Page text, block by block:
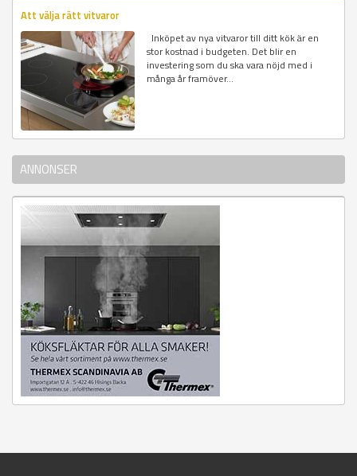
Att välja rätt vitvaror
Inköpet av nya vitvaror till ditt kök är en
stor kostnad i budgeten. Det blir en
investering som du ska vara nöjd med i
många år framöver...
ANNONSER